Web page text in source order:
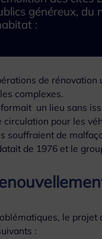
généreux,
:
de
complexes.
un lieu sans
circulation pour les
souffraient de
de 1976 et le
le
: